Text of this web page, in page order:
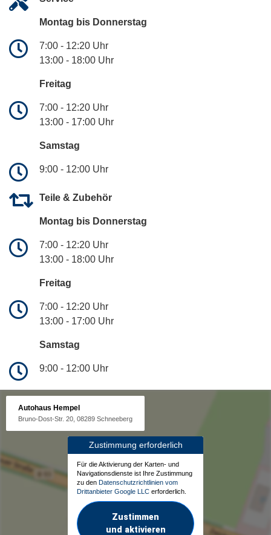
Montag bis Donnerstag
7:00 - 12:20 Uhr
13:00 - 18:00 Uhr
Freitag
7:00 - 12:20 Uhr
13:00 - 17:00 Uhr
Samstag
9:00 - 12:00 Uhr
Teile & Zubehör
Montag bis Donnerstag
7:00 - 12:20 Uhr
13:00 - 18:00 Uhr
Freitag
7:00 - 12:20 Uhr
13:00 - 17:00 Uhr
Samstag
9:00 - 12:00 Uhr
Autohaus Hempel
Bruno-Dost-Str. 20, 08289 Schneeberg
Zustimmung erforderlich
Für die Aktivierung der Karten- und
Navigationsdienste ist Ihre Zustimmung
zu den Datenschutzrichtlinien vom
Drittanbieter Google LLC erforderlich.
Zustimmen
und aktivieren